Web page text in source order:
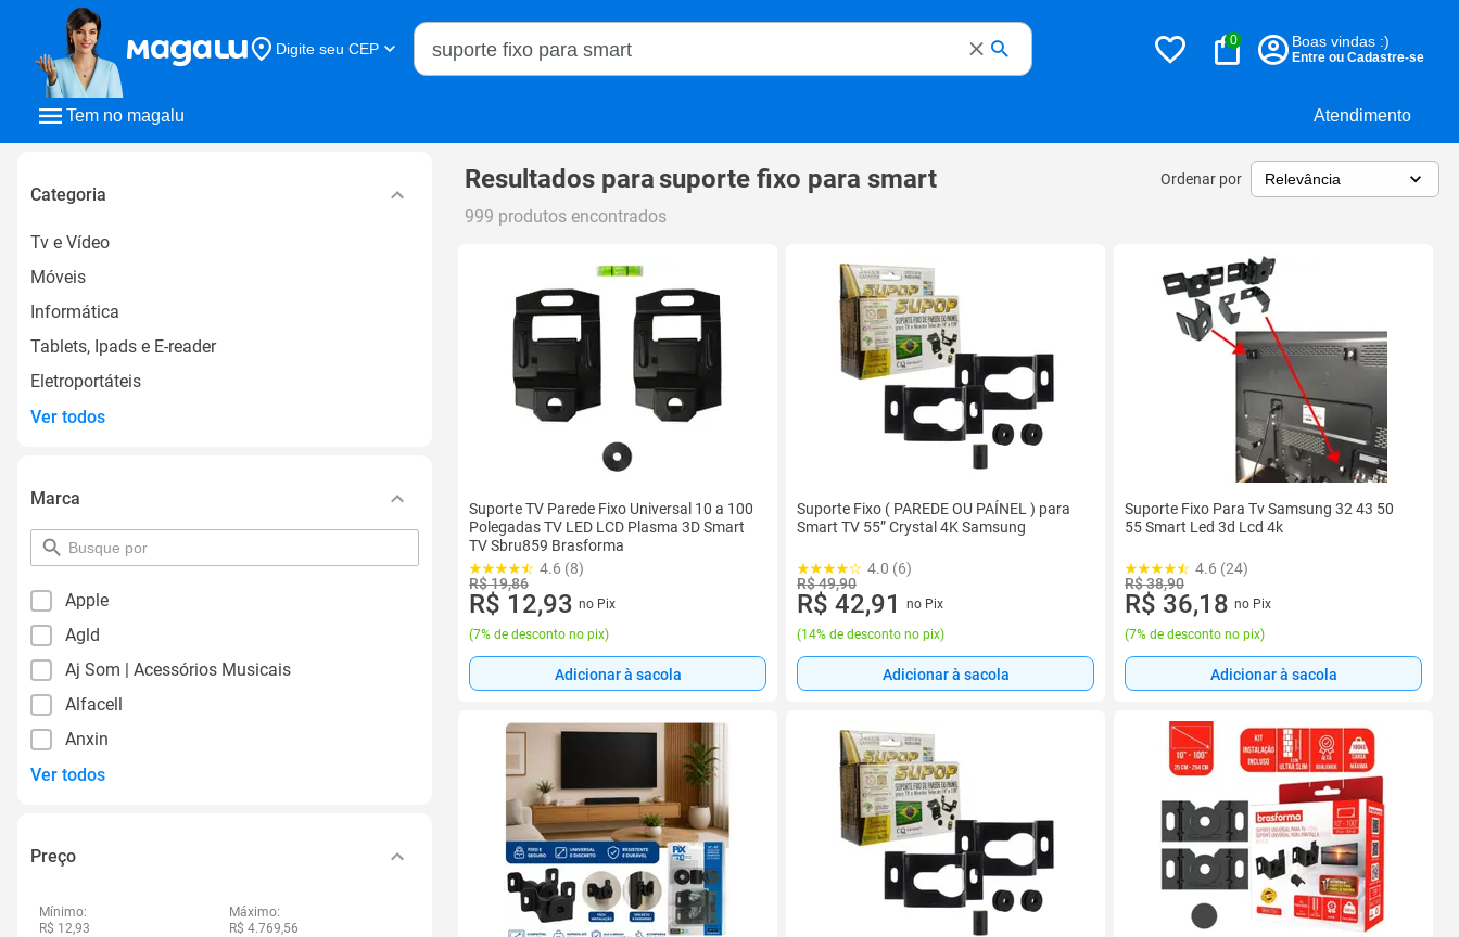
Tem no magalu Atendimento
Digite seu CEP
Buscar no Magalu
0 Boas vindas :)
Entre ou Cadastre-se
Categoria
Tv e Vídeo
Móveis
Informática
Tablets, Ipads e E-reader
Eletroportáteis
Ver todos
Marca
pesquisar
por
Apple
Agld
Aj Som | Acessórios Musicais
Alfacell
Anxin
Ver todos
Preço
Mínimo:
R$ 12,93
Máximo:
R$ 4.769,56
Resultados parasuporte fixo para smart Ordenar por
999 produtos encontrados
Suporte TV Parede Fixo Universal 10 a 100
Polegadas TV LED LCD Plasma 3D Smart
TV Sbru859 Brasforma
4.6 (8)
R$ 19,86
R$ 12,93 no Pix
(7% de desconto no pix)
Adicionar à sacola
Suporte Fixo ( PAREDE OU PAÍNEL ) para
Smart TV 55” Crystal 4K Samsung
4.0 (6)
R$ 49,90
R$ 42,91
no Pix
(14% de desconto no pix)
Adicionar à sacola
Suporte Fixo Para Tv Samsung 32 43 50
55 Smart Led 3d Lcd 4k
4.6 (24)
R$ 38,90
R$ 36,18 no Pix
(7% de desconto no pix)
Adicionar à sacola